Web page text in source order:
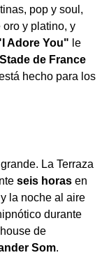
pop y soul,
y platino, y
Adore You" le
Stade de France
hecho para los
La Terraza
seis horas en
la noche al aire
durante
de
Som.